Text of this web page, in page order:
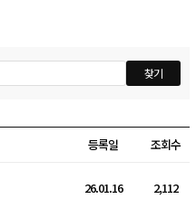
찾기
등록일 조회수
26.01.16 2,112